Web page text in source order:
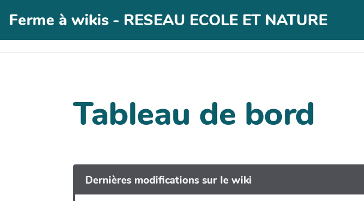
Ferme à wikis - RESEAU ECOLE ET NATURE
Tableau de bord
Dernières modifications sur le wiki